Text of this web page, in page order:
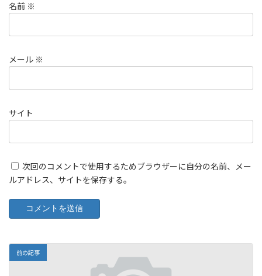
名前 ※
メール ※
サイト
次回のコメントで使用するためブラウザーに自分の名前、メー
ルアドレス、サイトを保存する。
前の記事